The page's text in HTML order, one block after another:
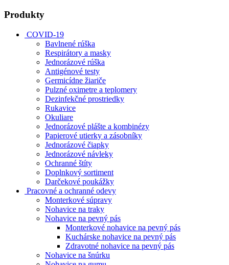
Produkty
COVID-19
Bavlnené rúška
Respirátory a masky
Jednorázové rúška
Antigénové testy
Germicídne žiariče
Pulzné oximetre a teplomery
Dezinfekčné prostriedky
Rukavice
Okuliare
Jednorázové plášte a kombinézy
Papierové utierky a zásobníky
Jednorázové čiapky
Jednorázové návleky
Ochranné štíty
Doplnkový sortiment
Darčekové poukážky
Pracovné a ochranné odevy
Monterkové súpravy
Nohavice na traky
Nohavice na pevný pás
Monterkové nohavice na pevný pás
Kuchárske nohavice na pevný pás
Zdravotné nohavice na pevný pás
Nohavice na šnúrku